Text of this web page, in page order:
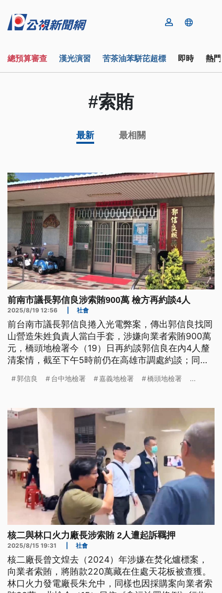
總預算審查 漢光演習 苦茶油苯駢芘超標 即時 熱
#索賄
最新 最相關
前南市議長郭信良涉索賄900萬 檢方再約談4人
2025/8/19 12:56 社會
前台南市議長郭信良捲入光電弊案，傳出郭信良找岡
山營造朱姓負責人當白手套，涉嫌向業者索賄900萬
元，橋頭地檢署今（19）日再約談郭信良在內4人釐
清案情，截至下午5時前仍在高雄市調處約談；同樣
詐領助理費11年，判刑5年半定讞，今日發監執行。
郭信良 台中地檢署 嘉義地檢署 橋頭地檢署 ...
核二與林口火力廠長涉索賄 2人遭起訴羈押
2025/8/15 19:31 社會
核二廠長曾文煌去（2024）年涉嫌在焚化爐標案，
向業者索賄，將賄款220萬藏在住處天花板被查獲。
林口火力發電廠長朱允中，同樣也因採購案向業者索